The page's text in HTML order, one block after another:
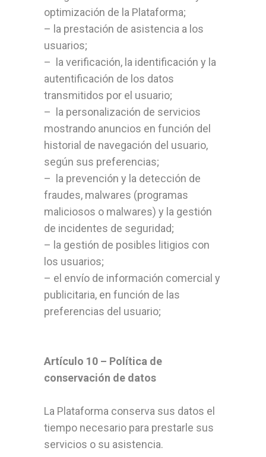
optimización de la Plataforma;
– la prestación de asistencia a los
usuarios;
– la verificación, la identificación y la
autentificación de los datos
transmitidos por el usuario;
– la personalización de servicios
mostrando anuncios en función del
historial de navegación del usuario,
según sus preferencias;
– la prevención y la detección de
fraudes, malwares (programas
maliciosos o malwares) y la gestión
de incidentes de seguridad;
– la gestión de posibles litigios con
los usuarios;
– el envío de información comercial y
publicitaria, en función de las
preferencias del usuario;
Artículo 10 – Política de
conservación de datos
La Plataforma conserva sus datos el
tiempo necesario para prestarle sus
servicios o su asistencia.